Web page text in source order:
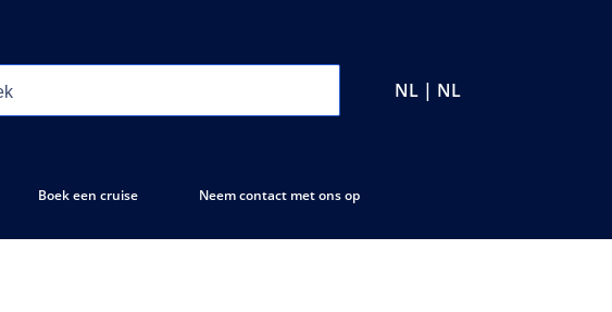
NL | NL
Boek een cruise Neem contact met ons op